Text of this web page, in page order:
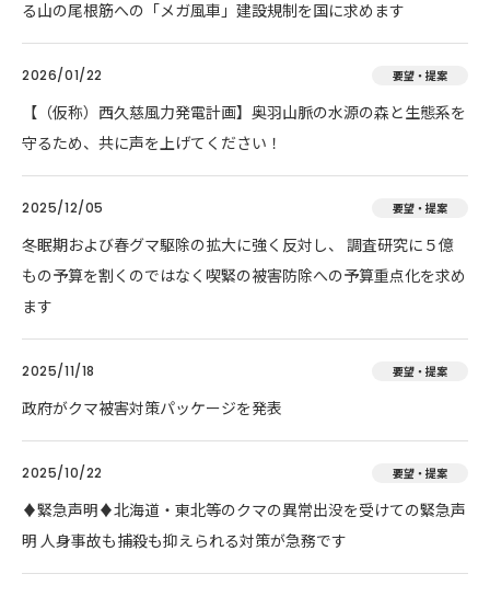
る山の尾根筋への「メガ風車」建設規制を国に求めます
2026/01/22 要望・提案
【（仮称）西久慈風力発電計画】奥羽山脈の水源の森と生態系を
守るため、共に声を上げてください！
2025/12/05 要望・提案
冬眠期および春グマ駆除の拡大に強く反対し、 調査研究に５億
もの予算を割くのではなく喫緊の被害防除への予算重点化を求め
ます
2025/11/18 要望・提案
政府がクマ被害対策パッケージを発表
2025/10/22 要望・提案
♦️緊急声明♦️北海道・東北等のクマの異常出没を受けての緊急声
明 人身事故も捕殺も抑えられる対策が急務です